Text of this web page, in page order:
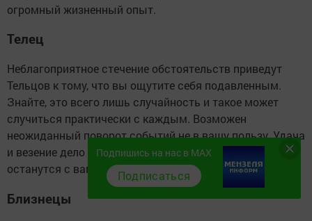
огромный жизненный опыт.
Телец
Неблагоприятное стечение обстоятельств приведут
Тельцов к тому, что вы ощутите себя подавленным.
Знайте, это всего лишь случайность и такое может
случиться практически с каждым. Возможен
неожиданный поворот событий не в вашу пользу. Удача
и везение дело временное, а ваш опыт и мудрость
останутся с вами навсегда.
Близнецы
Подпишись на нас в MAX
Подписаться